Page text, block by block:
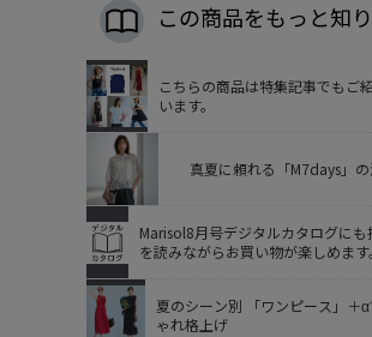
この商品をもっと知
こちらの商品は特集記事でもご
います。
真夏に頼れる「M7days」
Marisol8月号デジタルカタログにも
を読みながらお買い物が楽しめます。
夏のシーン別 「ワンピース」＋
ゃれ格上げ